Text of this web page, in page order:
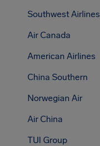
Southwest Airlines
Air Canada
American Airlines
China Southern
Norwegian Air
Air China
TUI Group